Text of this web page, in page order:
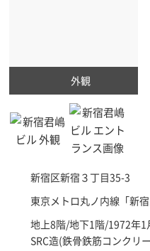
外観
新宿区新宿３丁目35-3
東京メトロ丸ノ内線「新
地上8階/地下1階/1972年1
SRC造(鉄骨鉄筋コンクリ